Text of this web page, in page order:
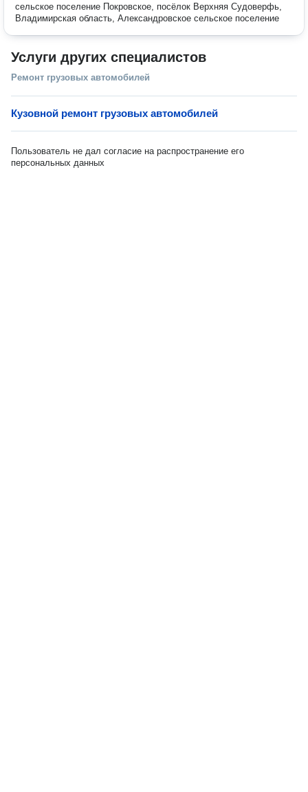
сельское поселение Покровское, посёлок Верхняя Судоверфь,
Владимирская область, Александровское сельское поселение
Услуги других специалистов
Ремонт грузовых автомобилей
Кузовной ремонт грузовых автомобилей
Пользователь не дал согласие на распространение его
персональных данных